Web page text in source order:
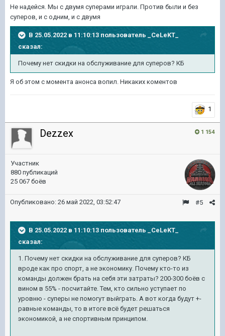
Не надейся. Мы с двумя суперами играли. Против были и без
суперов, и с одним, и с двумя
В 25.05.2022 в 11:10:13 пользователь
_CeLeKT_
сказал:
Почему нет скидки на обслуживание для суперов? КБ
Я об этом с момента анонса вопил. Никаких коментов
1
1 154
Dezzex
Участник
880 публикаций
25 067 боёв
#5
Опубликовано: 26 май 2022, 03:52:47
В 25.05.2022 в 11:10:13 пользователь
_CeLeKT_
сказал:
1. Почему нет скидки на обслуживание для суперов? КБ
вроде как про спорт, а не экономику. Почему кто-то из
команды должен брать на себя эти затраты? 200-300 боёв с
вином в 55% - посчитайте. Тем, кто сильно уступает по
уровню - суперы не помогут выйграть. А вот когда будут +-
равные команды, то в итоге всё будет решаться
экономикой, а не спортивным принципом.